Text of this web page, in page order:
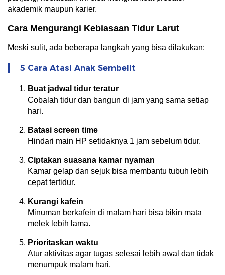
akademik maupun karier.
Cara Mengurangi Kebiasaan Tidur Larut
Meski sulit, ada beberapa langkah yang bisa dilakukan:
5 Cara Atasi Anak Sembelit
Buat jadwal tidur teratur
Cobalah tidur dan bangun di jam yang sama setiap
hari.
Batasi screen time
Hindari main HP setidaknya 1 jam sebelum tidur.
Ciptakan suasana kamar nyaman
Kamar gelap dan sejuk bisa membantu tubuh lebih
cepat tertidur.
Kurangi kafein
Minuman berkafein di malam hari bisa bikin mata
melek lebih lama.
Prioritaskan waktu
Atur aktivitas agar tugas selesai lebih awal dan tidak
menumpuk malam hari.